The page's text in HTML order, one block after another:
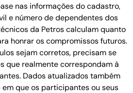
nas informações do cadastro,
e número de dependentes dos
da Petros calculam quanto
honrar os compromissos futuros.
sejam corretos, precisam se
que realmente correspondam à
Dados atualizados também
que os participantes ou seus